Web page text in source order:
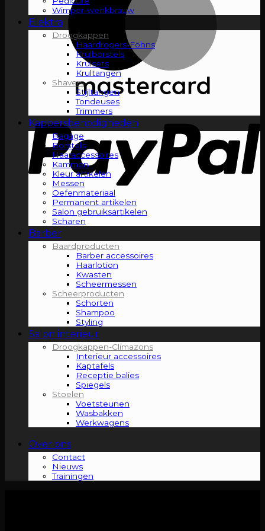
Wimper-wenkbrauw
Elektra
Droogkappen
Haardrogers-Föhns
Krulborstels
Krulsets
Krultangen
Shavers
Stijltangen
Tondeuses
Trimmers
Kappersbenodigheden
Bagage
Borstels
Haaraccessoires
Kammen
Kleur artikelen
Messen
Oefenmateriaal
Permanent artikelen
Salon gebruiksartikelen
Scharen
Barber
Baardproducten
Barber accessoires
Haarlotion
Kwasten
Scheermessen
Scheerproducten
Schorten
Shampoo
Styling
Salon interieur
Droogkappen-Climazons
Interieur accessoires
Kaptafels
Receptie balies
Spiegels
Stoelen
Voetsteunen
Wasbakken
Werkwagens
Over ons
Contact
Nieuws
Trainingen